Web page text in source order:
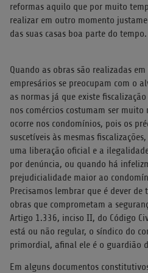
reformas aquilo que por muito
realizar em outro momento
das suas casas boa parte do tempo.
Quando as obras são realizadas
empresários se preocupam com o
as normas já que existe
nos comércios costumam ser
ocorre nos condomínios, pois os
suscetíveis às mesmas
uma liberação oficial e a
por denúncia, ou quando há
prejudicialidade maior ao
Precisamos lembrar que é dever
obras que comprometam a
Artigo 1.336, inciso II, do Código
está ou não regular, o síndico do
primordial, afinal ele é o guardião
Em alguns documentos